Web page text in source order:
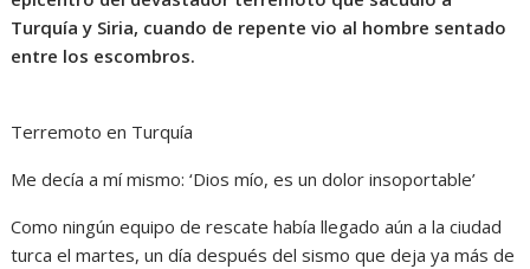
Turquía y Siria, cuando de repente vio al hombre sentado
entre los escombros.
Terremoto en Turquía
Me decía a mí mismo: ‘Dios mío, es un dolor insoportable’
Como ningún equipo de rescate había llegado aún a la ciudad
turca el martes, un día después del sismo que deja ya más de